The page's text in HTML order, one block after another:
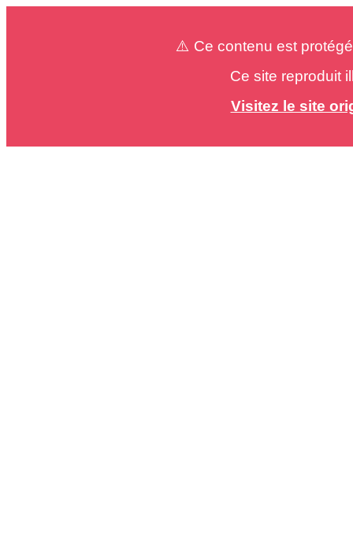
⚠️ Ce contenu est
Ce site reproduit
Visitez le site